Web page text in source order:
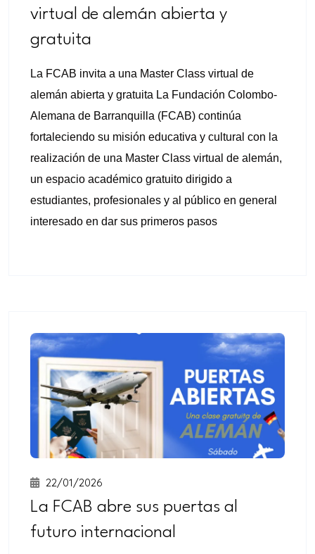
virtual de alemán abierta y
gratuita
La FCAB invita a una Master Class virtual de
alemán abierta y gratuita La Fundación Colombo-
Alemana de Barranquilla (FCAB) continúa
fortaleciendo su misión educativa y cultural con la
realización de una Master Class virtual de alemán,
un espacio académico gratuito dirigido a
estudiantes, profesionales y al público en general
interesado en dar sus primeros pasos
22/01/2026
La FCAB abre sus puertas al
futuro internacional